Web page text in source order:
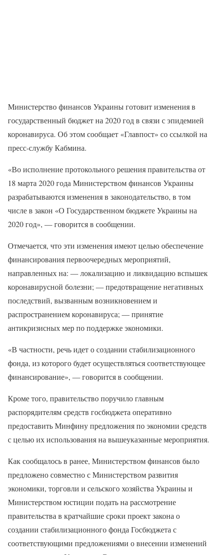
Министерство финансов Украины готовит изменения в
государственный бюджет на 2020 год в связи с эпидемией
коронавируса. Об этом сообщает «Главпост» со ссылкой на
пресс-службу Кабмина.
«Во исполнение протокольного решения правительства от
18 марта 2020 года Министерством финансов Украины
разрабатываются изменения в законодательство, в том
числе в закон «О Государственном бюджете Украины на
2020 год», — говорится в сообщении.
Отмечается, что эти изменения имеют целью обеспечение
финансирования первоочередных мероприятий,
направленных на: — локализацию и ликвидацию вспышек
коронавирусной болезни; — предотвращение негативных
последствий, вызванным возникновением и
распространением коронавируса; — принятие
антикризисных мер по поддержке экономики.
«В частности, речь идет о создании стабилизационного
фонда, из которого будет осуществляться соответствующее
финансирование», — говорится в сообщении.
Кроме того, правительство поручило главным
распорядителям средств госбюджета оперативно
предоставить Минфину предложения по экономии средств
с целью их использования на вышеуказанные мероприятия.
Как сообщалось в ранее, Министерством финансов было
предложено совместно с Министерством развития
экономики, торговли и сельского хозяйства Украины и
Министерством юстиции подать на рассмотрение
правительства в кратчайшие сроки проект закона о
создании стабилизационного фонда Госбюджета с
соответствующими предложениями о внесении изменений